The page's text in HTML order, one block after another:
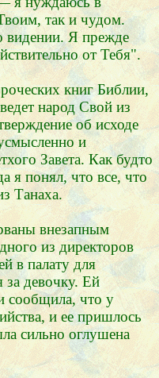
так и чудом.
видении. Я прежде
от Тебя".
книг Библии,
народ Свой из
об исходе
и
Завета. Как будто
я понял, что все, что
Танаха.
внезапным
из директоров
в палату для
девочку. Ей
сообщила, что у
и ее пришлось
сильно оглушена